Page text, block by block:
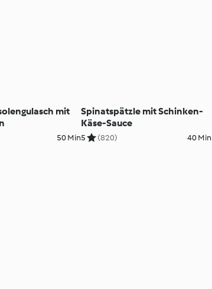
mit
50 Min
Spinatspätzle mit Schinken-
Käse-Sauce
5 (820) 40 Min